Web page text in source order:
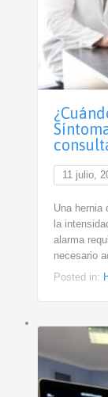
11 julio,
Una hernia
la
alarma
necesario
Posted in: